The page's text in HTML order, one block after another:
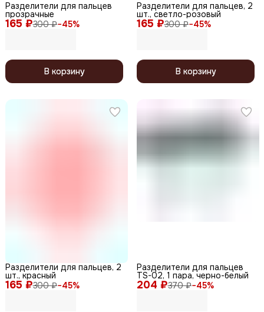
165 ₽300 ₽−45%
Разделители для пальцев
прозрачные
В корзину
165 ₽300 ₽−45%
Разделители для пальцев, 2
шт., светло-розовый
В корзину
165 ₽300 ₽−45%
Разделители для пальцев, 2
шт., красный
204 ₽370 ₽−45%
Разделители для пальцев
TS-02, 1 пара, черно-белый